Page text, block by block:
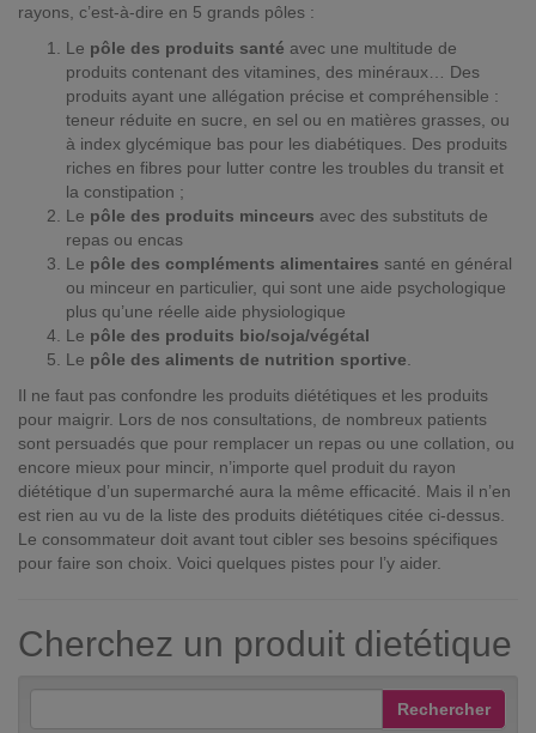
rayons, c’est-à-dire en 5 grands pôles :
Le pôle des produits santé avec une multitude de
produits contenant des vitamines, des minéraux… Des
produits ayant une allégation précise et compréhensible :
teneur réduite en sucre, en sel ou en matières grasses, ou
à index glycémique bas pour les diabétiques. Des produits
riches en fibres pour lutter contre les troubles du transit et
la constipation ;
Le pôle des produits minceurs avec des substituts de
repas ou encas
Le pôle des compléments alimentaires santé en général
ou minceur en particulier, qui sont une aide psychologique
plus qu’une réelle aide physiologique
Le pôle des produits bio/soja/végétal
Le pôle des aliments de nutrition sportive
Il ne faut pas confondre les produits diététiques et les produits
pour maigrir. Lors de nos consultations, de nombreux patients
sont persuadés que pour remplacer un repas ou une collation, ou
encore mieux pour mincir, n’importe quel produit du rayon
diététique d’un supermarché aura la même efficacité. Mais il n’en
est rien au vu de la liste des produits diététiques citée ci-dessus.
Le consommateur doit avant tout cibler ses besoins spécifiques
pour faire son choix. Voici quelques pistes pour l’y aider.
Cherchez un produit dietétique